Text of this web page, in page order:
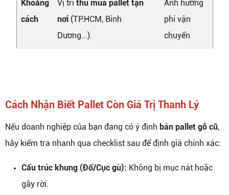
Khoảng
cách
Vị tríthu mua pallet tận
nơi(TP.HCM, Bình
Dương...).
Ảnh hưởng
phí vận
chuyển
Cách Nhận Biết Pallet Còn Giá Trị Thanh Lý
Nếu doanh nghiệp của bạn đang có ý định bán pallet gỗ cũ,
hãy kiểm tra nhanh qua checklist sau để định giá chính xác:
Cấu trúc khung (Đố/Cục gù): Không bị mục nát hoặc
gãy rời.